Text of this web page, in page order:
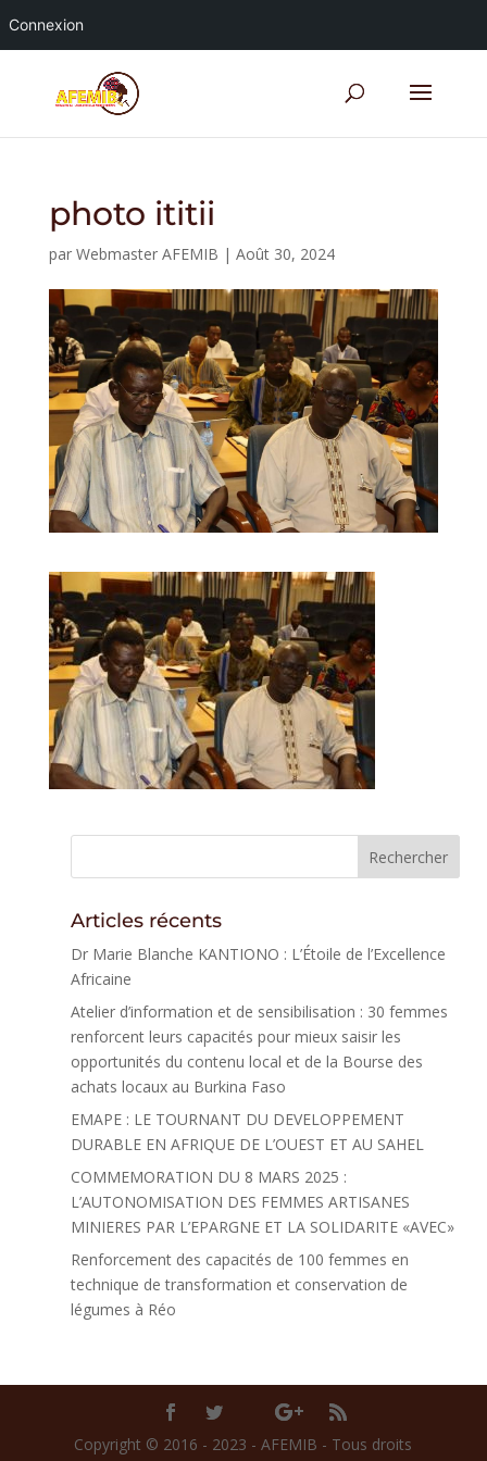
Connexion
photo ititii
par Webmaster AFEMIB | Août 30, 2024
Articles récents
Dr Marie Blanche KANTIONO : L’Étoile de l’Excellence
Africaine
Atelier d’information et de sensibilisation : 30 femmes
renforcent leurs capacités pour mieux saisir les
opportunités du contenu local et de la Bourse des
achats locaux au Burkina Faso
EMAPE : LE TOURNANT DU DEVELOPPEMENT
DURABLE EN AFRIQUE DE L’OUEST ET AU SAHEL
COMMEMORATION DU 8 MARS 2025 :
L’AUTONOMISATION DES FEMMES ARTISANES
MINIERES PAR L’EPARGNE ET LA SOLIDARITE «AVEC»
Renforcement des capacités de 100 femmes en
technique de transformation et conservation de
légumes à Réo
Copyright © 2016 - 2023 - AFEMIB - Tous droits